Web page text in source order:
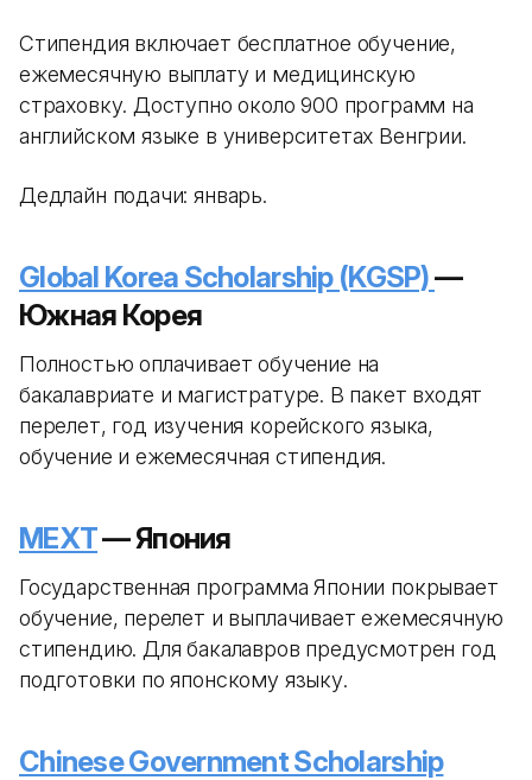
Стипендия включает бесплатное обучение,
ежемесячную выплату и медицинскую
страховку. Доступно около 900 программ на
английском языке в университетах Венгрии.
Дедлайн подачи: январь.
Global Korea Scholarship (KGSP)—
Южная Корея
Полностью оплачивает обучение на
бакалавриате и магистратуре. В пакет входят
перелет, год изучения корейского языка,
обучение и ежемесячная стипендия.
MEXT— Япония
Государственная программа Японии покрывает
обучение, перелет и выплачивает ежемесячную
стипендию. Для бакалавров предусмотрен год
подготовки по японскому языку.
Chinese Government Scholarship